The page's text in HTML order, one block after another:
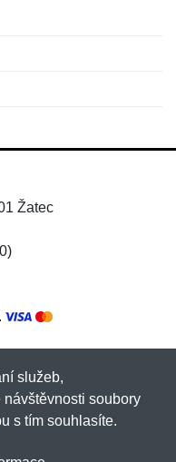
Žatec
Netnakup.cz
služeb,
soubory
s tím souhlasíte.